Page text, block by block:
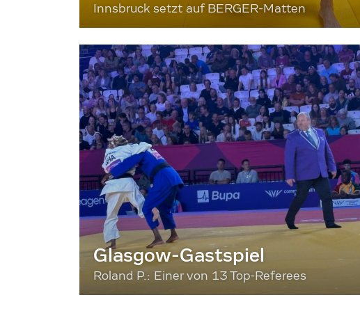
Innsbruck setzt auf BERGER-Matten
Glasgow-Gastspiel
Roland P.: Einer von 13 Top-Referees